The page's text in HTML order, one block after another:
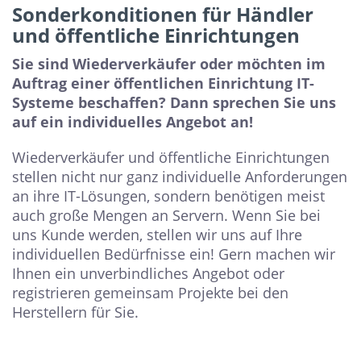
Sonderkonditionen für Händler
und öffentliche Einrichtungen
Sie sind Wiederverkäufer oder möchten im
Auftrag einer öffentlichen Einrichtung IT-
Systeme beschaffen? Dann sprechen Sie uns
auf ein individuelles Angebot an!
Wiederverkäufer und öffentliche Einrichtungen
stellen nicht nur ganz individuelle Anforderungen
an ihre IT-Lösungen, sondern benötigen meist
auch große Mengen an Servern. Wenn Sie bei
uns Kunde werden, stellen wir uns auf Ihre
individuellen Bedürfnisse ein! Gern machen wir
Ihnen ein unverbindliches Angebot oder
registrieren gemeinsam Projekte bei den
Herstellern für Sie.